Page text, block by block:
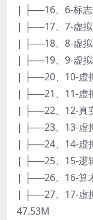
| ├──16、6-标
| ├──17、7-虚
| ├──18、8-虚
| ├──19、9-虚
| ├──20、10-虚
| ├──21、11-虚
| ├──22、12-真
| ├──23、13-虚
| ├──24、14-虚
| ├──25、15-逻
| ├──26、16-算
| ├──27、17-虚
47.53M